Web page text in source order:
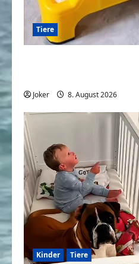
Tiere
Joker 8. August 2026
Kinder Tiere